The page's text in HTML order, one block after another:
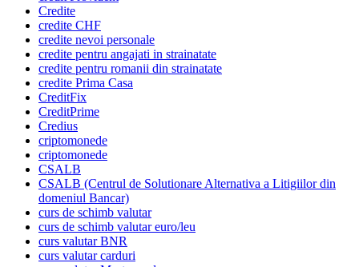
Credite
credite CHF
credite nevoi personale
credite pentru angajati in strainatate
credite pentru romanii din strainatate
credite Prima Casa
CreditFix
CreditPrime
Credius
criptomonede
criptomonede
CSALB
CSALB (Centrul de Solutionare Alternativa a Litigiilor din
domeniul Bancar)
curs de schimb valutar
curs de schimb valutar euro/leu
curs valutar BNR
curs valutar carduri